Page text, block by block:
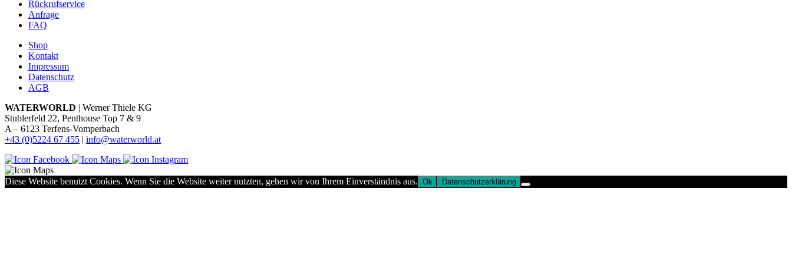
Rückrufservice
Anfrage
FAQ
Shop
Kontakt
Impressum
Datenschutz
AGB
WATERWORLD | Werner Thiele KG
Stublerfeld 22, Penthouse Top 7 & 9
A – 6123 Terfens-Vomperbach
+43 (0)5224 67 455 | info@waterworld.at
Diese Website benutzt Cookies. Wenn Sie die Website weiter nutzten, gehen wir von Ihrem Einverständnis aus. Ok Datenschutzerklärung